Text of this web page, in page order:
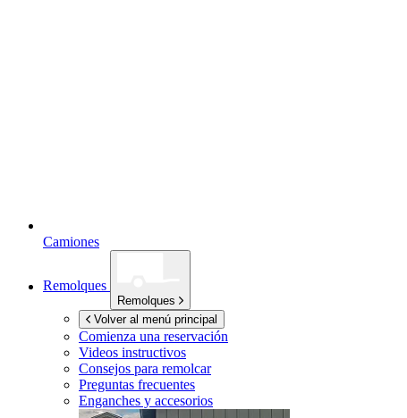
Camiones
Remolques
Remolques
Volver al menú principal
Comienza una reservación
Videos instructivos
Consejos para remolcar
Preguntas frecuentes
Enganches y accesorios